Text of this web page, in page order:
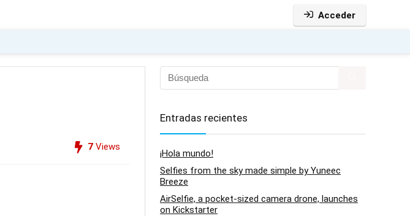
Acceder
7 Views
Entradas recientes
¡Hola mundo!
Selfies from the sky made simple by Yuneec
Breeze
AirSelfie, a pocket-sized camera drone, launches
on Kickstarter